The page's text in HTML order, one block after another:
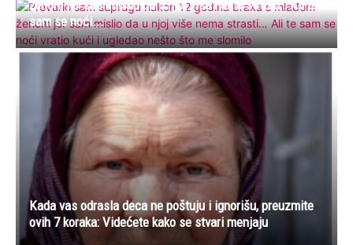
ženom jer sam mislio da u njoj više nema strasti… Ali te
sam se noći...
Kada vas odrasla deca ne poštuju i ignorišu, preuzmite
ovih 7 koraka: Videćete kako se stvari menjaju